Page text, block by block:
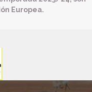
Europea.